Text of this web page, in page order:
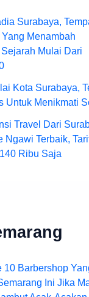
Surabaya,
Menambah
Mulai Dari
Kota Surabaya,
Untuk Menikmati
Travel Dari
Ngawi Terbaik,
Ribu Saja
10 Barbershop
Ini Jika